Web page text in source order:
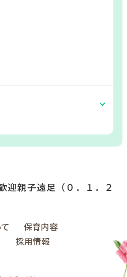
迎親子遠足（０．１．２
保育内容
採用情報